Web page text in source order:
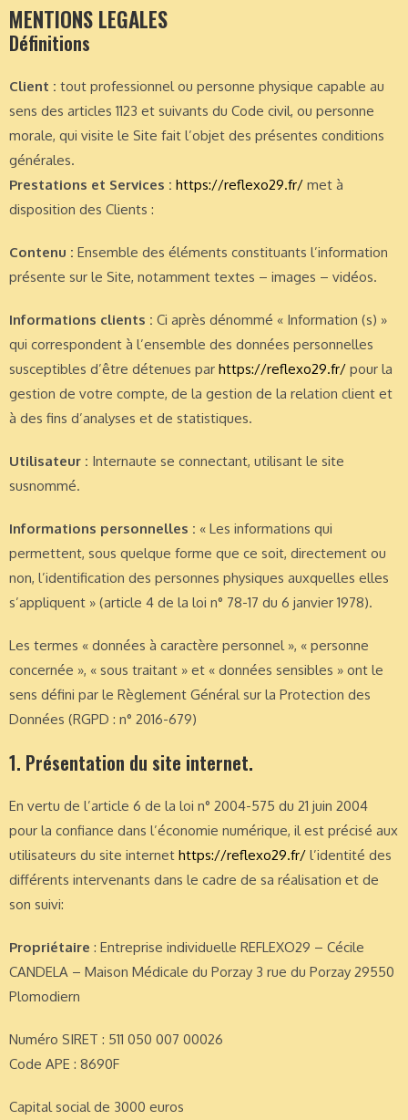
MENTIONS LEGALES
Définitions
Client : tout professionnel ou personne physique capable au
sens des articles 1123 et suivants du Code civil, ou personne
morale, qui visite le Site fait l’objet des présentes conditions
générales.
Prestations et Services : https://reflexo29.fr/ met à
disposition des Clients :
Contenu : Ensemble des éléments constituants l’information
présente sur le Site, notamment textes – images – vidéos.
Informations clients : Ci après dénommé « Information (s) »
qui correspondent à l’ensemble des données personnelles
susceptibles d’être détenues par https://reflexo29.fr/ pour la
gestion de votre compte, de la gestion de la relation client et
à des fins d’analyses et de statistiques.
Utilisateur : Internaute se connectant, utilisant le site
susnommé.
Informations personnelles : « Les informations qui
permettent, sous quelque forme que ce soit, directement ou
non, l’identification des personnes physiques auxquelles elles
s’appliquent » (article 4 de la loi n° 78-17 du 6 janvier 1978).
Les termes « données à caractère personnel », « personne
concernée », « sous traitant » et « données sensibles » ont le
sens défini par le Règlement Général sur la Protection des
Données (RGPD : n° 2016-679)
1. Présentation du site internet.
En vertu de l’article 6 de la loi n° 2004-575 du 21 juin 2004
pour la confiance dans l’économie numérique, il est précisé aux
utilisateurs du site internet https://reflexo29.fr/ l’identité des
différents intervenants dans le cadre de sa réalisation et de
son suivi:
Propriétaire : Entreprise individuelle REFLEXO29 – Cécile
CANDELA – Maison Médicale du Porzay 3 rue du Porzay 29550
Plomodiern
Numéro SIRET : 511 050 007 00026
Code APE : 8690F
Capital social de 3000 euros